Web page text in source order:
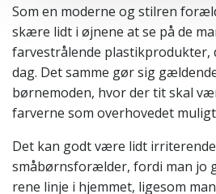
Som en moderne og stilren
skære lidt i øjnene at se på de
farvestrålende plastikprodukter,
dag. Det samme gør sig
børnemoden, hvor der tit skal
farverne som overhovedet
Det kan godt være lidt
småbørnsforælder, fordi man jo
rene linje i hjemmet, ligesom